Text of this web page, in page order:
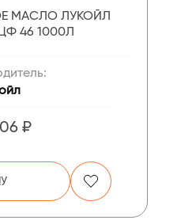
МАСЛО ЛУКОЙЛ
46 1000Л
₽